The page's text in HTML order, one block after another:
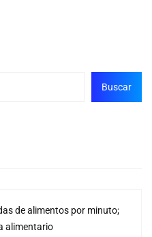
Buscar
de alimentos por minuto;
alimentario